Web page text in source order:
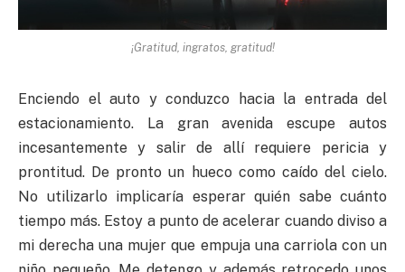
¡Gratitud, ingratos, gratitud!
Enciendo el auto y conduzco hacia la entrada del
estacionamiento. La gran avenida escupe autos
incesantemente y salir de allí requiere pericia y
prontitud. De pronto un hueco como caído del cielo.
No utilizarlo implicaría esperar quién sabe cuánto
tiempo más. Estoy a punto de acelerar cuando diviso a
mi derecha una mujer que empuja una carriola con un